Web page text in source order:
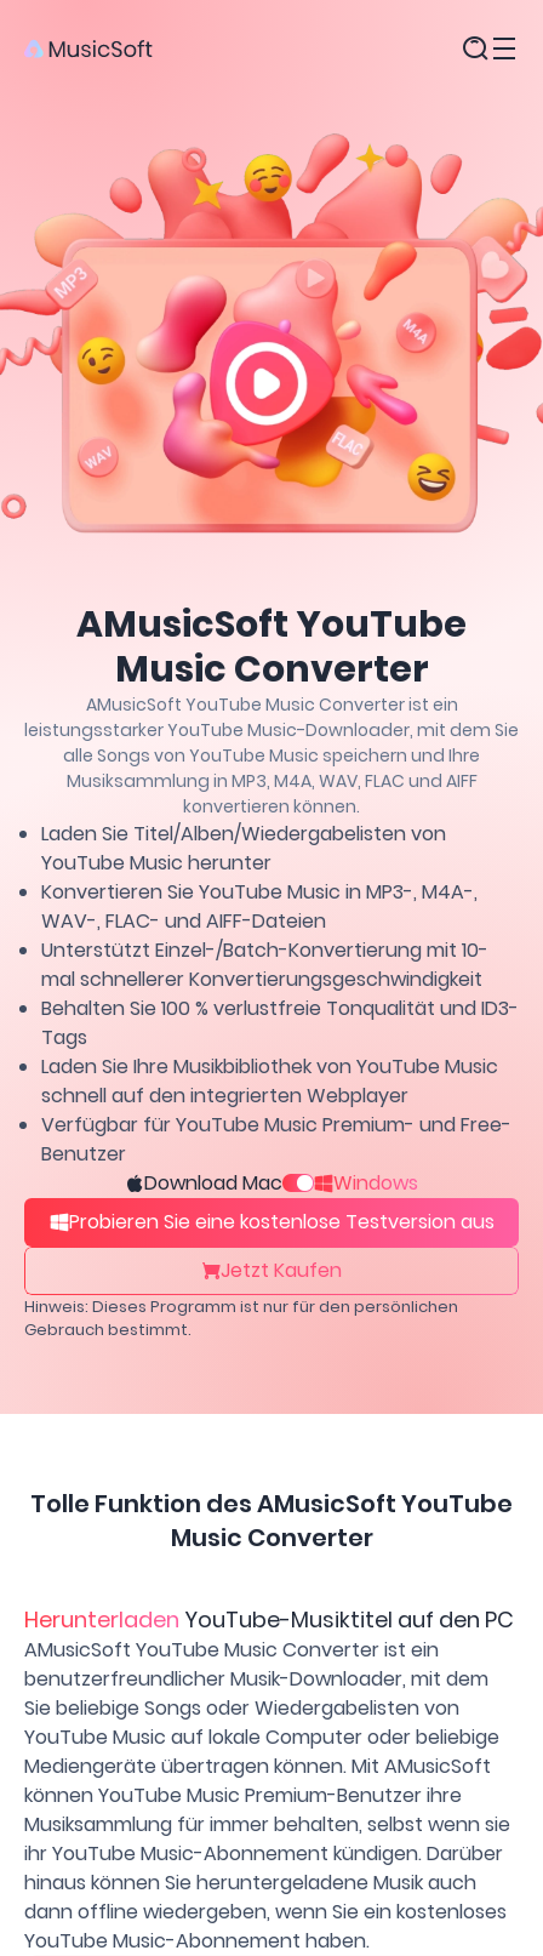
AMusicSoft YouTube
Music Converter
AMusicSoft YouTube Music Converter ist ein
leistungsstarker YouTube Music-Downloader, mit dem Sie
alle Songs von YouTube Music speichern und Ihre
Musiksammlung in MP3, M4A, WAV, FLAC und AIFF
konvertieren können.
Laden Sie Titel/Alben/Wiedergabelisten von
YouTube Music herunter
Konvertieren Sie YouTube Music in MP3-, M4A-,
WAV-, FLAC- und AIFF-Dateien
Unterstützt Einzel-/Batch-Konvertierung mit 10-
mal schnellerer Konvertierungsgeschwindigkeit
Behalten Sie 100 % verlustfreie Tonqualität und ID3-
Tags
Laden Sie Ihre Musikbibliothek von YouTube Music
schnell auf den integrierten Webplayer
Verfügbar für YouTube Music Premium- und Free-
Benutzer
Download Mac
Windows
Probieren Sie eine kostenlose Testversion aus
Jetzt Kaufen
Hinweis: Dieses Programm ist nur für den persönlichen
Gebrauch bestimmt.
Tolle Funktion des AMusicSoft YouTube
Music Converter
Herunterladen YouTube-Musiktitel auf den PC
AMusicSoft YouTube Music Converter ist ein
benutzerfreundlicher Musik-Downloader, mit dem
Sie beliebige Songs oder Wiedergabelisten von
YouTube Music auf lokale Computer oder beliebige
Mediengeräte übertragen können. Mit AMusicSoft
können YouTube Music Premium-Benutzer ihre
Musiksammlung für immer behalten, selbst wenn sie
ihr YouTube Music-Abonnement kündigen. Darüber
hinaus können Sie heruntergeladene Musik auch
dann offline wiedergeben, wenn Sie ein kostenloses
YouTube Music-Abonnement haben.